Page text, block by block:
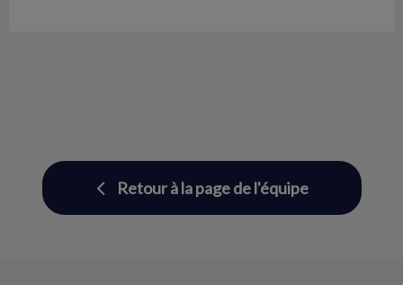
Retour à la page de l'équipe